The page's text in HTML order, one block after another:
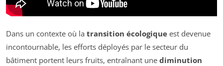
Dans un contexte où la transition écologique est devenue
incontournable, les efforts déployés par le secteur du
bâtiment portent leurs fruits, entraînant une diminution